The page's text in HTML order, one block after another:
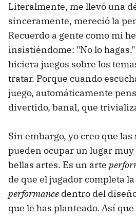
Literalmente, me llevó una
sinceramente, mereció la
Recuerdo a gente como mi
insistiéndome: "No lo
hiciera juegos sobre los
tratar. Porque cuando
juego, automáticamente
divertido, banal, que
Sin embargo, yo creo que
pueden ocupar un lugar
bellas artes. Es un arte
de que el jugador completa
performance dentro del
que le has planteado. Así